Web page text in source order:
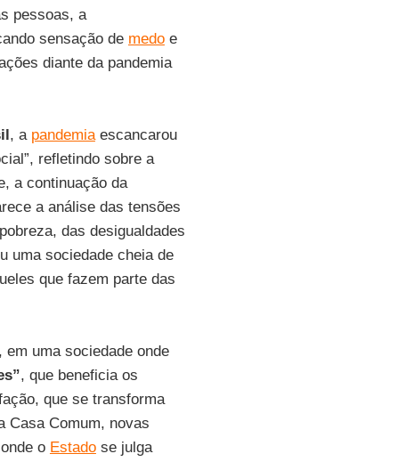
pessoas, a
sensação de medoe
diante da pandemia
, a pandemiaescancarou
refletindo sobre a
a continuação da
a análise das tensões
das desigualdades
uma sociedade cheia de
que fazem parte das
uma sociedade onde
, que beneficia os
que se transforma
Casa Comum, novas
o Estadose julga